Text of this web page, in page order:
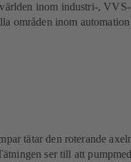
inom industri-,
områden inom
tätar den roterande
ser till att